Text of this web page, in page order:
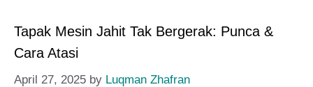
Tapak Mesin Jahit Tak Bergerak: Punca &
Cara Atasi
April 27, 2025 by Luqman Zhafran